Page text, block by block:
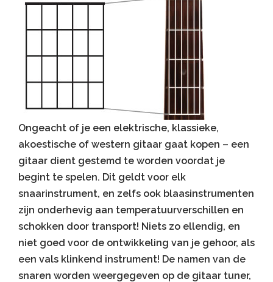
Ongeacht of je een elektrische, klassieke,
akoestische of western gitaar gaat kopen – een
gitaar dient gestemd te worden voordat je
begint te spelen. Dit geldt voor elk
snaarinstrument, en zelfs ook blaasinstrumenten
zijn onderhevig aan temperatuurverschillen en
schokken door transport! Niets zo ellendig, en
niet goed voor de ontwikkeling van je gehoor, als
een vals klinkend instrument! De namen van de
snaren worden weergegeven op de gitaar tuner,